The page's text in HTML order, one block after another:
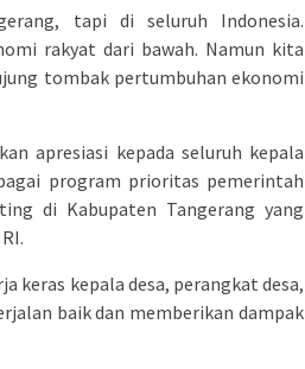
tapi di seluruh Indonesia.
rakyat dari bawah. Namun kita
tombak pertumbuhan ekonomi
apresiasi kepada seluruh kepala
program prioritas pemerintah
di Kabupaten Tangerang yang
keras kepala desa, perangkat desa,
baik dan memberikan dampak